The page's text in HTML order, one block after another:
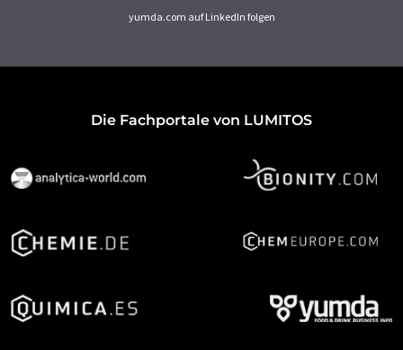
yumda.com auf LinkedIn folgen
Die Fachportale von LUMITOS